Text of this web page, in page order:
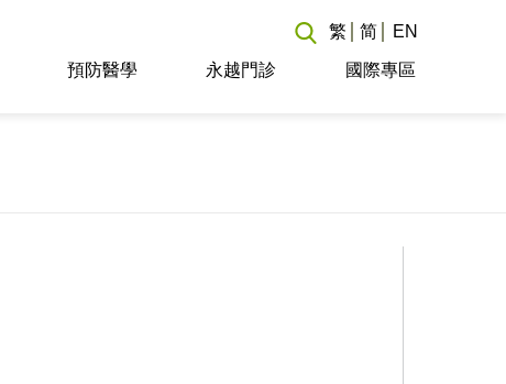
預防醫學 永越門診 國際專區
繁 简 EN